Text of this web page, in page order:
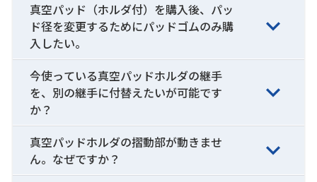
真空パッド（ホルダ付）を購入後、パッ
ド径を変更するためにパッドゴムのみ購
入したい。
今使っている真空パッドホルダの継手
を、別の継手に付替えたいが可能です
か？
真空パッドホルダの摺動部が動きませ
ん。なぜですか？